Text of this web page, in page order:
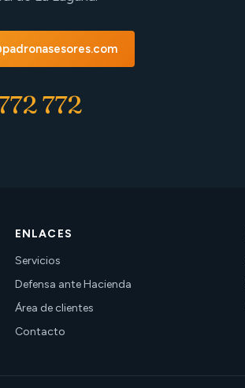
772
ENLACES
Servicios
Defensa ante Hacienda
Área de clientes
Contacto